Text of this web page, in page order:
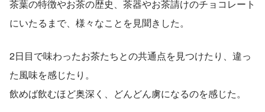
茶葉の特徴やお茶の歴史、茶器やお茶請けのチョコレート
にいたるまで、様々なことを見聞きした。
2日目で味わったお茶たちとの共通点を見つけたり、違っ
た風味を感じたり。
飲めば飲むほど奥深く、どんどん虜になるのを感じた。